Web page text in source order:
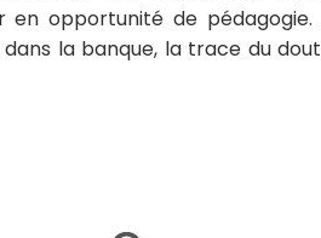
opportunité de pédagogie.
la banque, la trace du